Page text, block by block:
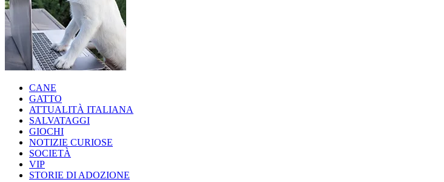
CANE
GATTO
ATTUALITÀ ITALIANA
SALVATAGGI
GIOCHI
NOTIZIE CURIOSE
SOCIETÀ
VIP
STORIE DI ADOZIONE